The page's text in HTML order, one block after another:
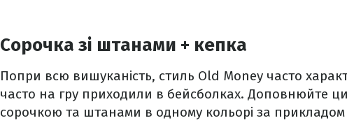
Сорочка зі штанами + кепка
Попри всю вишуканість, стиль Old Money часто
часто на гру приходили в бейсболках. Доповнюйте
сорочкою та штанами в одному кольорі за